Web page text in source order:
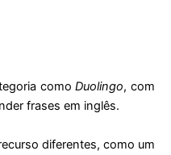
comoDuolingo, com
frases em inglês.
diferentes, como um